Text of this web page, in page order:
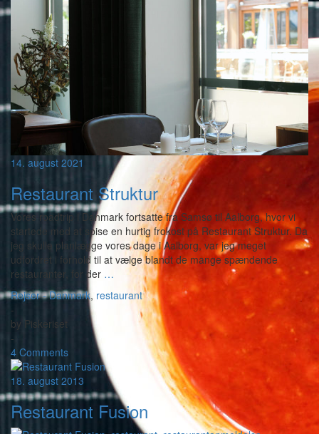
14. august 2021
Restaurant Struktur
Vores roadtrip i Danmark fortsatte fra Samsø til Aalborg, hvor vi
startede med at spise en hurtig frokost på Restaurant Struktur. Da
jeg skulle planlægge vores dage i Aalborg, var jeg meget
udfordret i forhold til at vælge blandt de mange spændende
restauranter, for der …
Rejser - Danmark, restaurant
-
by Piskeriset
-
4 Comments
18. august 2013
Restaurant Fusion